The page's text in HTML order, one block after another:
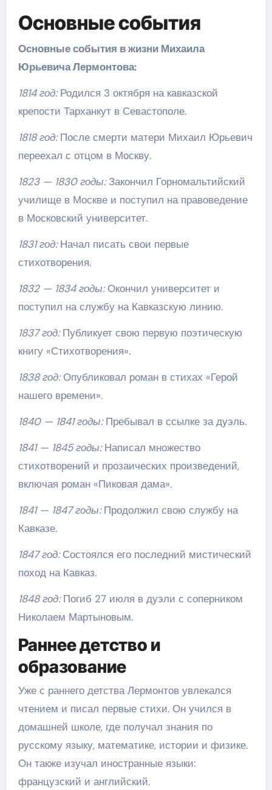
Основные события
Основные события в жизни Михаила
Юрьевича Лермонтова:
1814 год:Родился 3 октября на кавказской
крепости Тарханкут в Севастополе.
1818 год:После смерти матери Михаил Юрьевич
переехал с отцом в Москву.
1823 — 1830 годы:Закончил Горномальтийский
училище в Москве и поступил на правоведение
в Московский университет.
1831 год:Начал писать свои первые
стихотворения.
1832 — 1834 годы:Окончил университет и
поступил на службу на Кавказскую линию.
1837 год:Публикует свою первую поэтическую
книгу «Стихотворения».
1838 год:Опубликовал роман в стихах «Герой
нашего времени».
1840 — 1841 годы:Пребывал в ссылке за дуэль.
1841 — 1845 годы:Написал множество
стихотворений и прозаических произведений,
включая роман «Пиковая дама».
1841 — 1847 годы:Продолжил свою службу на
Кавказе.
1847 год:Состоялся его последний мистический
поход на Кавказ.
1848 год:Погиб 27 июля в дуэли с соперником
Николаем Мартыновым.
Раннее детство и
образование
Уже с раннего детства Лермонтов увлекался
чтением и писал первые стихи. Он учился в
домашней школе, где получал знания по
русскому языку, математике, истории и физике.
Он также изучал иностранные языки:
французский и английский.